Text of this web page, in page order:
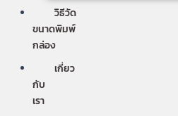
วิธีวัด
ขนาดพิมพ์
กล่อง
เกี่ยว
กับ
เรา